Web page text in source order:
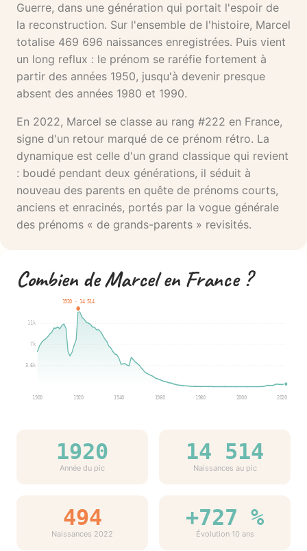
Guerre, dans une génération qui portait l'espoir de
la reconstruction. Sur l'ensemble de l'histoire, Marcel
totalise 469 696 naissances enregistrées. Puis vient
un long reflux : le prénom se raréfie fortement à
partir des années 1950, jusqu'à devenir presque
absent des années 1980 et 1990.
En 2022, Marcel se classe au rang #222 en France,
signe d'un retour marqué de ce prénom rétro. La
dynamique est celle d'un grand classique qui revient
: boudé pendant deux générations, il séduit à
nouveau des parents en quête de prénoms courts,
anciens et enracinés, portés par la vogue générale
des prénoms « de grands-parents » revisités.
Combien de Marcel en France ?
3.6k
7k
11k
1900 1920 1940 1960 1980 2000 2020
1920 · 14 514
1920
Année du pic
14 514
Naissances au pic
494
Naissances 2022
+727 %
Évolution 10 ans